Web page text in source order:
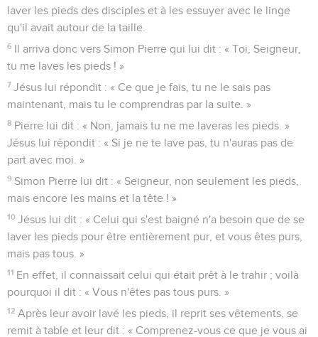
laver les pieds des disciples et à les essuyer avec le linge
qu'il avait autour de la taille.
6 Il arriva donc vers Simon Pierre qui lui dit : « Toi, Seigneur,
tu me laves les pieds ! »
7 Jésus lui répondit : « Ce que je fais, tu ne le sais pas
maintenant, mais tu le comprendras par la suite. »
8 Pierre lui dit : « Non, jamais tu ne me laveras les pieds. »
Jésus lui répondit : « Si je ne te lave pas, tu n'auras pas de
part avec moi. »
9 Simon Pierre lui dit : « Seigneur, non seulement les pieds,
mais encore les mains et la tête ! »
10 Jésus lui dit : « Celui qui s'est baigné n'a besoin que de se
laver les pieds pour être entièrement pur, et vous êtes purs,
mais pas tous. »
11 En effet, il connaissait celui qui était prêt à le trahir ; voilà
pourquoi il dit : « Vous n'êtes pas tous purs. »
12 Après leur avoir lavé les pieds, il reprit ses vêtements, se
remit à table et leur dit : « Comprenez-vous ce que je vous ai